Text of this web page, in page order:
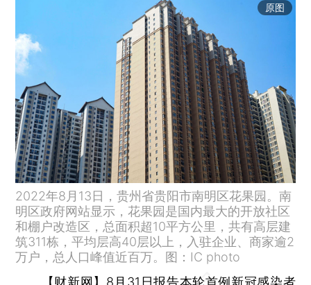
原图
2022年8月13日，贵州省贵阳市南明区花果园。南
明区政府网站显示，花果园是国内最大的开放社区
和棚户改造区，总面积超10平方公里，共有高层建
筑311栋，平均层高40层以上，入驻企业、商家逾2
万户，总人口峰值近百万。图：IC photo
【财新网】 8月31日报告本轮首例新冠感染者